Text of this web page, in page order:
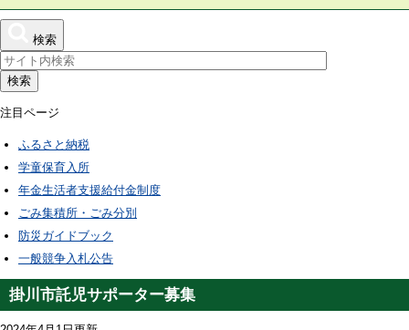
検索
検索
注目ページ
ふるさと納税
学童保育入所
年金生活者支援給付金制度
ごみ集積所・ごみ分別
防災ガイドブック
一般競争入札公告
掛川市託児サポーター募集